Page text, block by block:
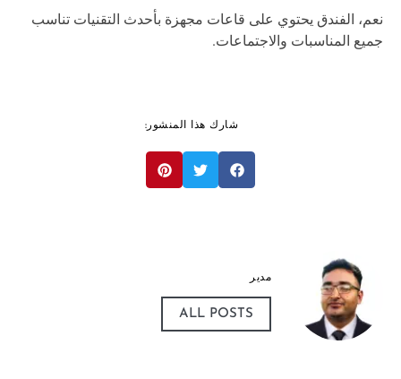
الفندق يحتوي على قاعات مجهزة بأحدث التقنيات تناسب
المناسبات والاجتماعات.
شارك هذا المنشور:
ALL POSTS